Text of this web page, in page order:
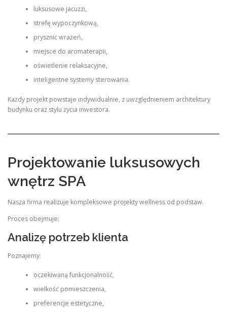
luksusowe jacuzzi,
strefę wypoczynkową,
prysznic wrażeń,
miejsce do aromaterapii,
oświetlenie relaksacyjne,
inteligentne systemy sterowania.
Każdy projekt powstaje indywidualnie, z uwzględnieniem architektury
budynku oraz stylu życia inwestora.
Projektowanie luksusowych
wnętrz SPA
Nasza firma realizuje kompleksowe projekty wellness od podstaw.
Proces obejmuje:
Analizę potrzeb klienta
Poznajemy:
oczekiwaną funkcjonalność,
wielkość pomieszczenia,
preferencje estetyczne,